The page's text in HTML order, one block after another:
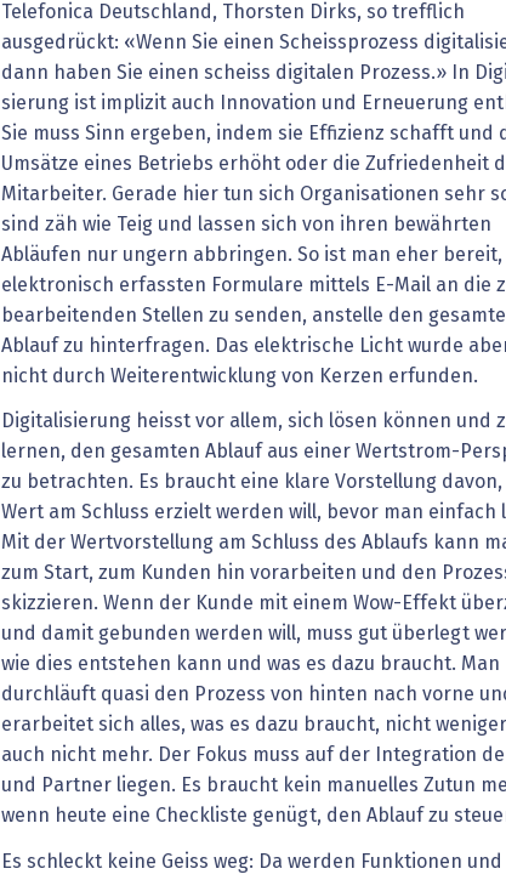
Telefonica Deutschland, Thorsten Dirks, so trefflich
ausgedrückt: «Wenn Sie einen Scheissprozess
dann haben Sie einen scheiss digitalen Prozess.» In
sierung ist implizit auch Innovation und Erneuerung
Sie muss Sinn ergeben, indem sie Effizienz schafft und
Umsätze eines Betriebs erhöht oder die Zufriedenheit
Mitarbeiter. Gerade hier tun sich Organisationen sehr
sind zäh wie Teig und lassen sich von ihren bewährten
Abläufen nur ungern abbringen. So ist man eher bereit,
elektronisch erfassten Formulare mittels E-Mail an die
bearbeitenden Stellen zu senden, anstelle den
Ablauf zu hinterfragen. Das elektrische Licht wurde
nicht durch Weiterentwicklung von Kerzen erfunden.
Digitalisierung heisst vor allem, sich lösen können und
lernen, den gesamten Ablauf aus einer Wertstrom-
zu betrachten. Es braucht eine klare Vorstellung davon,
Wert am Schluss erzielt werden will, bevor man einfach
Mit der Wertvorstellung am Schluss des Ablaufs kann
zum Start, zum Kunden hin vor­arbeiten und den
skizzieren. Wenn der Kunde mit einem Wow-Effekt
und damit gebunden werden will, muss gut überlegt
wie dies entstehen kann und was es dazu braucht. Man
durchläuft quasi den Prozess von hinten nach vorne
erarbeitet sich alles, was es dazu braucht, nicht
auch nicht mehr. Der Fokus muss auf der Integration
und Partner liegen. Es braucht kein manuelles Zutun
wenn heute eine Checkliste genügt, den Ablauf zu
Es schleckt keine Geiss weg: Da werden Funktionen